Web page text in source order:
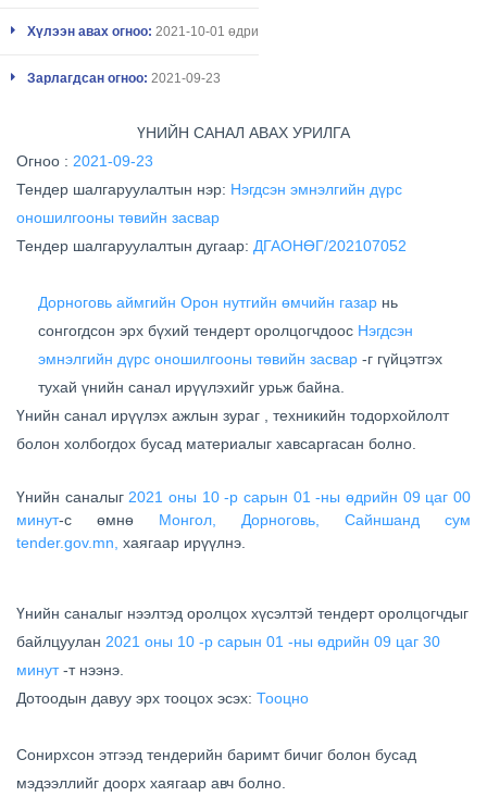
Хүлээн авах огноо: 2021-10-01 өдри
Зарлагдсан огноо: 2021-09-23
ҮНИЙН САНАЛ АВАХ УРИЛГА
Огноо : 2021-09-23
Тендер шалгаруулалтын нэр: Нэгдсэн эмнэлгийн дүрс
оношилгооны төвийн засвар
Тендер шалгаруулалтын дугаар: ДГАОНӨГ/202107052
Дорноговь аймгийн Орон нутгийн өмчийн газар нь
сонгогдсон эрх бүхий тендерт оролцогчдоос Нэгдсэн
эмнэлгийн дүрс оношилгооны төвийн засвар -г гүйцэтгэх
тухай үнийн санал ирүүлэхийг урьж байна.
Үнийн санал ирүүлэх ажлын зураг , техникийн тодорхойлолт
болон холбогдох бусад материалыг хавсаргасан болно.
Үнийн саналыг 2021 оны 10 -р сарын 01 -ны өдрийн 09 цаг 00
минут-с өмнө
Монгол, Дорноговь, Сайншанд сум
tender.gov.mn, хаягаар ирүүлнэ.
Үнийн саналыг нээлтэд оролцох хүсэлтэй тендерт оролцогчдыг
байлцуулан 2021 оны 10 -р сарын 01 -ны өдрийн 09 цаг 30
минут -т нээнэ.
Дотоодын давуу эрх тооцох эсэх: Тооцно
Сонирхсон этгээд тендерийн баримт бичиг болон бусад
мэдээллийг доорх хаягаар авч болно.